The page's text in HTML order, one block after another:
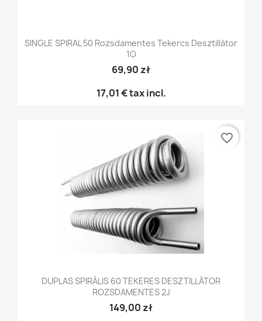
SINGLE SPIRAL 50 Rozsdamentes Tekercs Desztillátor
1O
69,90 zł
17,01 €tax incl.
DUPLAS SPIRÁLIS 60 TEKERES DESZTILLÁTOR
ROZSDAMENTES 2J
149,00 zł
favorite_border